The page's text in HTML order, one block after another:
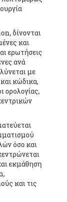
δίνονται
και
ερωτήσεις
ανά
με
κώδικα,
ορολογίας,
όσο και
εκμάθηση
και τις